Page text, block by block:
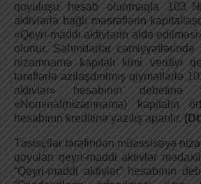
qoyuluşu hesab olunmaqla
aktivlərlə bağlı məsrəflərin
«Qeyri-maddi aktivlərin əldə
olunur. Səhmdarlar cəmiyyətlərində
nizamnamə kapitalı kimi verdiyi
tərəflərlə azılaşdırılmış qiymətlərlə
aktivlər» hesabının
«Nominal(nizamnamə) kapitalın
hesabının kreditinə yazılış aparılır.
Təsisçilər tərəfindən müəssisəyə
qoyulan qeyri-maddi aktivlər
“Qeyri-maddi aktivlər” hesabının